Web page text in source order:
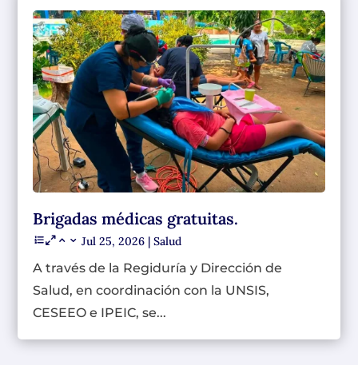
Brigadas médicas gratuitas.
Jul 25, 2026 |Salud
A través de la Regiduría y Dirección de
Salud, en coordinación con la UNSIS,
CESEEO e IPEIC, se...